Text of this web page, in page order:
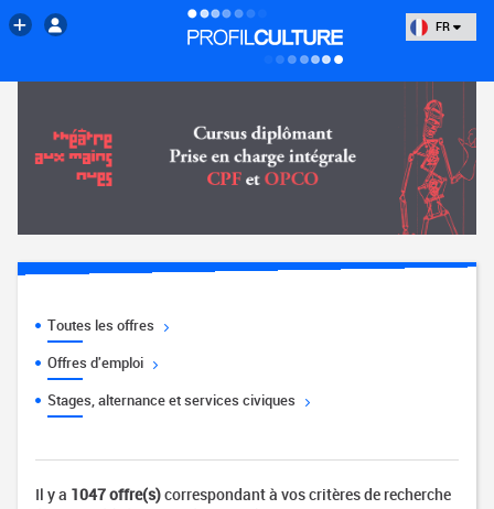
FR
Toutes les offres
Offres d'emploi
Stages, alternance et services civiques
Il y a 1047 offre(s)correspondant à vos critères de recherche